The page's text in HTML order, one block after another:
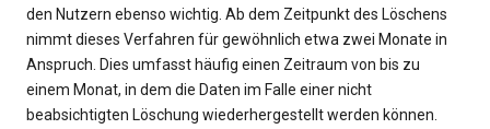
den Nutzern ebenso wichtig. Ab dem Zeitpunkt des Löschens
nimmt dieses Verfahren für gewöhnlich etwa zwei Monate in
Anspruch. Dies umfasst häufig einen Zeitraum von bis zu
einem Monat, in dem die Daten im Falle einer nicht
beabsichtigten Löschung wiederhergestellt werden können.